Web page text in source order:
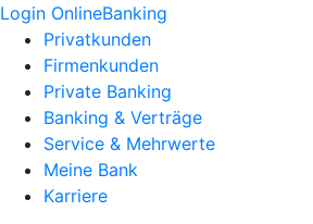
Login OnlineBanking
Privatkunden
Firmenkunden
Private Banking
Banking & Verträge
Service & Mehrwerte
Meine Bank
Karriere